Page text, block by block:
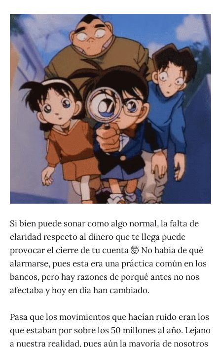
Si bien puede sonar como algo normal, la falta de
claridad respecto al dinero que te llega puede
provocar el cierre de tu cuenta 🤯 No había de qué
alarmarse, pues esta era una práctica común en los
bancos, pero hay razones de porqué antes no nos
afectaba y hoy en día han cambiado.
Pasa que los movimientos que hacían ruido eran los
que estaban por sobre los 50 millones al año. Lejano
a nuestra realidad, pues aún la mayoría de nosotros